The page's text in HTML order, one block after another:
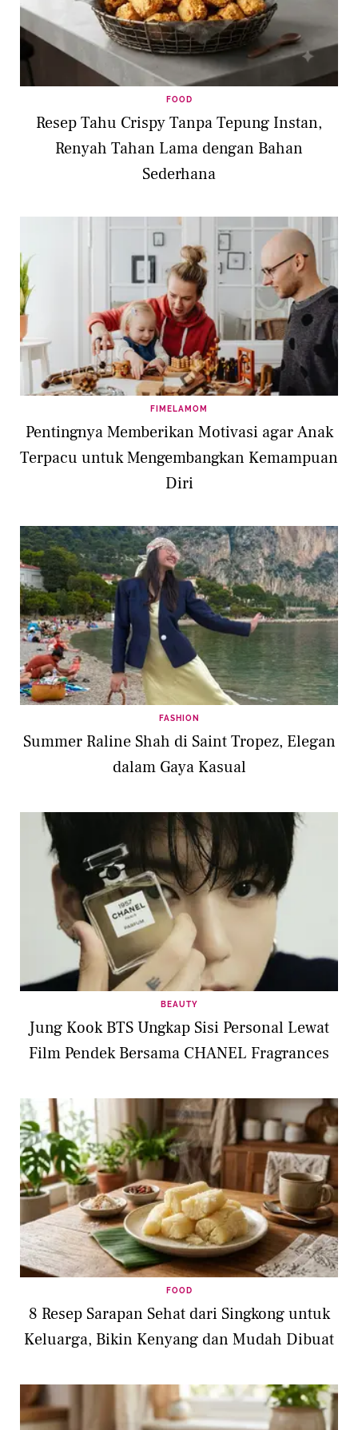
FOOD
Resep Tahu Crispy Tanpa Tepung Instan,
Renyah Tahan Lama dengan Bahan
Sederhana
FIMELAMOM
Pentingnya Memberikan Motivasi agar Anak
Terpacu untuk Mengembangkan Kemampuan
Diri
FASHION
Summer Raline Shah di Saint Tropez, Elegan
dalam Gaya Kasual
BEAUTY
Jung Kook BTS Ungkap Sisi Personal Lewat
Film Pendek Bersama CHANEL Fragrances
FOOD
8 Resep Sarapan Sehat dari Singkong untuk
Keluarga, Bikin Kenyang dan Mudah Dibuat